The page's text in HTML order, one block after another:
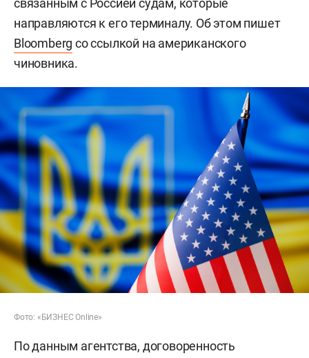
направляются к его терминалу. Об этом пишет
Bloomberg со ссылкой на американского
чиновника.
Фото: «БИЗНЕС Online»
По данным агентства, договоренность